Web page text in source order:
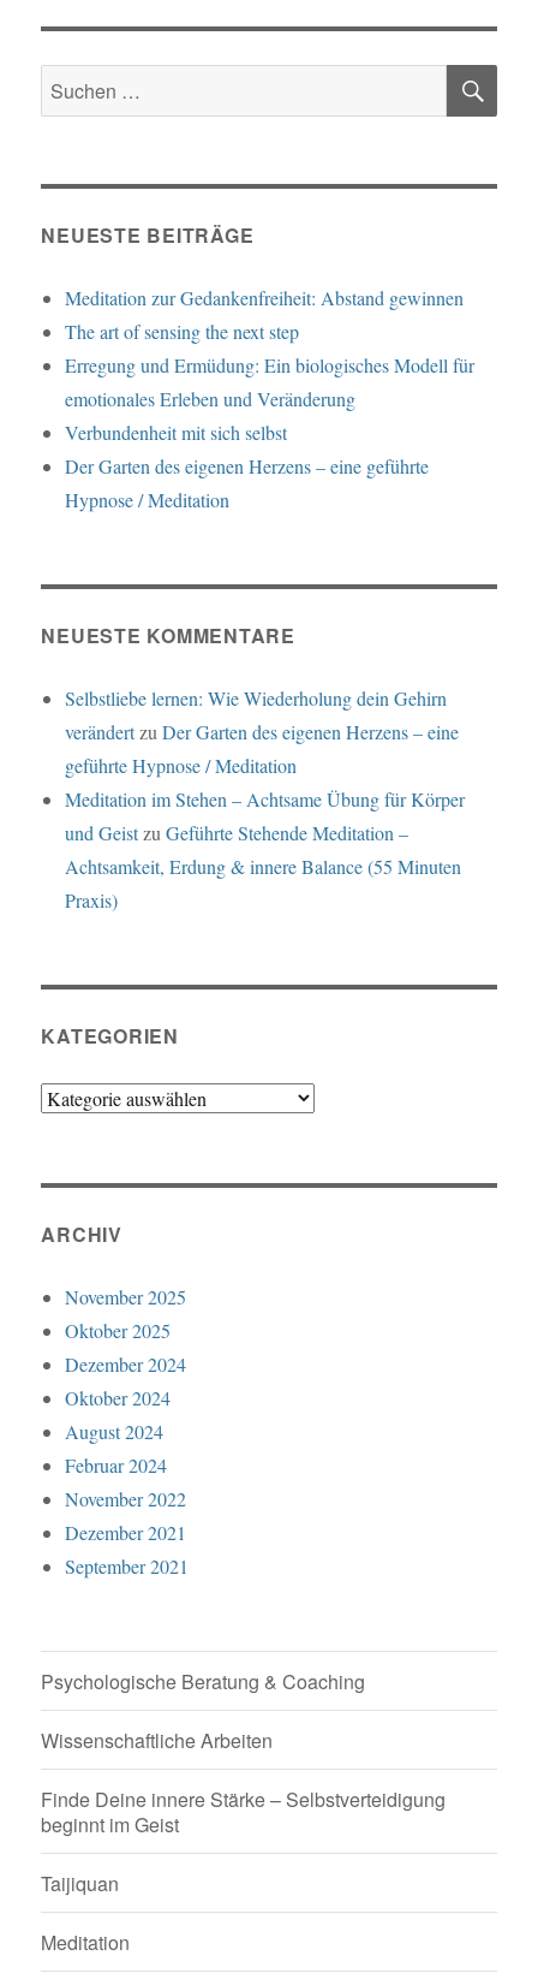
Suche
nach:
NEUESTE BEITRÄGE
Meditation zur Gedankenfreiheit: Abstand gewinnen
The art of sensing the next step
Erregung und Ermüdung: Ein biologisches Modell für
emotionales Erleben und Veränderung
Verbundenheit mit sich selbst
Der Garten des eigenen Herzens – eine geführte
Hypnose / Meditation
NEUESTE KOMMENTARE
Selbstliebe lernen: Wie Wiederholung dein Gehirn
verändertzuDer Garten des eigenen Herzens – eine
geführte Hypnose / Meditation
Meditation im Stehen – Achtsame Übung für Körper
und GeistzuGeführte Stehende Meditation –
Achtsamkeit, Erdung & innere Balance (55 Minuten
Praxis)
KATEGORIEN
Kategorien
ARCHIV
November 2025
Oktober 2025
Dezember 2024
Oktober 2024
August 2024
Februar 2024
November 2022
Dezember 2021
September 2021
Psychologische Beratung & Coaching
Wissenschaftliche Arbeiten
Finde Deine innere Stärke – Selbstverteidigung
beginnt im Geist
Taijiquan
Meditation